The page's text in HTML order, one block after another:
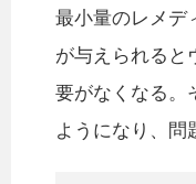
最小量のレメデ
が与えられると
要がなくなる。
ようになり、問